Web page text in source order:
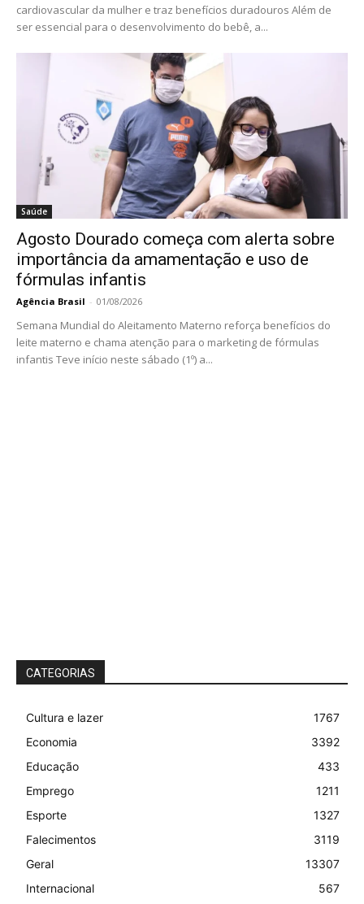
cardiovascular da mulher e traz benefícios duradouros Além de
ser essencial para o desenvolvimento do bebê, a...
Saúde
Agosto Dourado começa com alerta sobre
importância da amamentação e uso de
fórmulas infantis
Agência Brasil - 01/08/2026
Semana Mundial do Aleitamento Materno reforça benefícios do
leite materno e chama atenção para o marketing de fórmulas
infantis Teve início neste sábado (1º) a...
CATEGORIAS
Cultura e lazer
1767
Economia
3392
Educação
433
Emprego
1211
Esporte
1327
Falecimentos
3119
Geral
13307
Internacional
567